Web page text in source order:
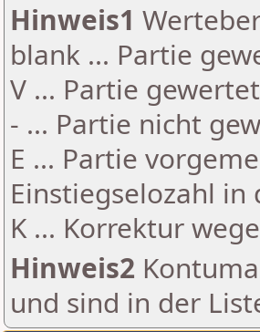
Hinweis1
blank ... Partie
V ... Partie
- ... Partie nicht
E ... Partie
Einstiegselozahl
K ... Korrektur
Hinweis2
und sind in der